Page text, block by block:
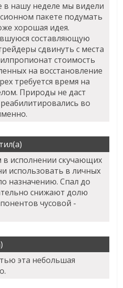
в нашу неделе мы видели
пакете подумать
хорошая идея.
составляющую
сдвинуть с места
стоимость
на восстановление
требуется время на
Природы не даст
во
в исполнении скучающих
использовать в личных
назначению. Спал до
снижают долю
чусовой -
эта небольшая